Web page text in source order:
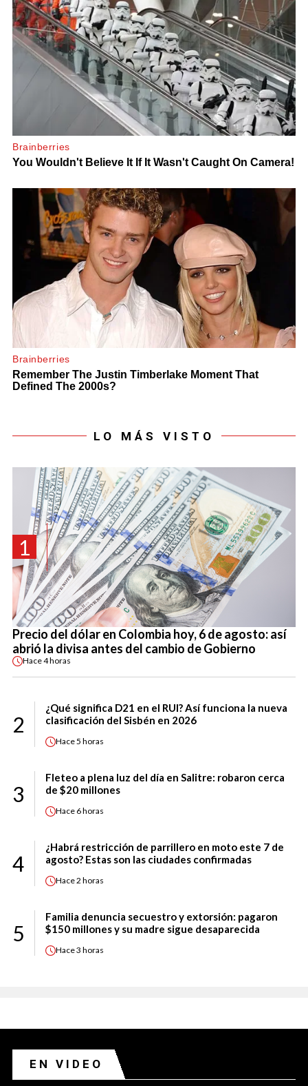
LO MÁS VISTO
1
Precio del dólar en Colombia hoy, 6 de agosto: así
abrió la divisa antes del cambio de Gobierno
Hace4 horas
2
¿Qué significa D21 en el RUI? Así funciona la nueva
clasificación del Sisbén en 2026
Hace5 horas
3
Fleteo a plena luz del día en Salitre: robaron cerca
de $20 millones
Hace 6 horas
4
¿Habrá restricción de parrillero en moto este 7 de
agosto? Estas son las ciudades confirmadas
Hace2 horas
5
Familia denuncia secuestro y extorsión: pagaron
$150 millones y su madre sigue desaparecida
Hace3 horas
EN VIDEO